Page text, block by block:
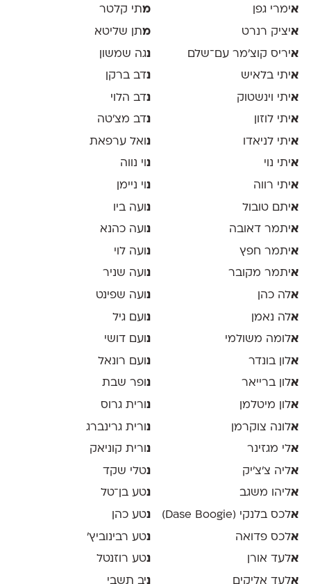
אימרי גפן
איציק רנרט
איריס קוצ׳מר עם־שלם
איתי בלאיש
איתי וינשטוק
איתי לוזון
איתי לניאדו
איתי נוי
איתי רווה
איתם טובול
איתמר דאובה
איתמר חפץ
איתמר מקובר
אלה כהן
אלה נאמן
אלומה משולמי
אלון בונדר
אלון ברייאר
אלון מיטלמן
אלונה צוקרמן
אלי מגזינר
אליה צ׳צ׳יק
אליהו משגב
אלכס בלנקי (Dase Boogie)
אלכס פדואה
אלעד אורן
אלעד אליקים
מתי קלטר
מתן שליטא
נגה שמשון
נדב ברקן
נדב הלוי
נדב מצ׳טה
נ ואל ערפאת
נוי נווה
נ וי ניימן
נ ועה ביו
נועה כהנא
נ ועה לוי
נועה שניר
נ ועה שפינט
נ ועם גיל
נועם דושי
נ ועם רונאל
נופר שבת
נ ורית גרוס
נ ורית גרינברג
נורית קוניאק
נטלי שקד
נטע בן־טל
נטע כהן
נטע רבינוביץ׳
נטע רוזנטל
ניב תשבי